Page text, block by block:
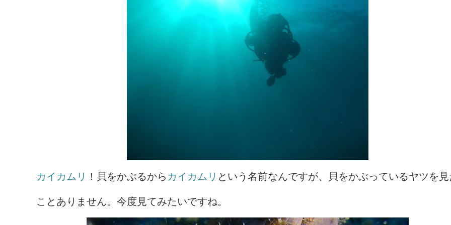
カイカムリ ！貝をかぶるからカイカムリ という名前なんですが、貝をかぶっているヤツを
ことありません。今度見てみたいですね。